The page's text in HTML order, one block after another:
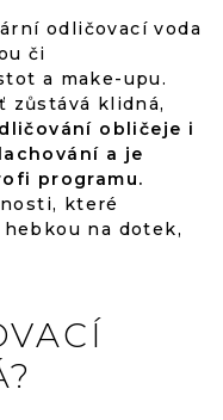
odličovací voda
či
a make-upu.
zůstává klidná,
obličeje i
a je
programu.
které
na dotek,